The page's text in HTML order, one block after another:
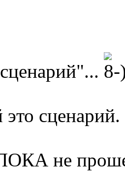
сценарий.
не